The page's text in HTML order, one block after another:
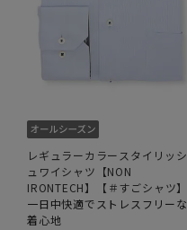
レギュラーカラースタイリッシ
ュワイシャツ【NON
IRONTECH】【＃すごシャツ】
一日中快適でストレスフリーな
着心地